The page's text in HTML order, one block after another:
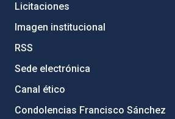
Licitaciones
Imagen institucional
RSS
Sede electrónica
Canal ético
Condolencias Francisco Sánchez